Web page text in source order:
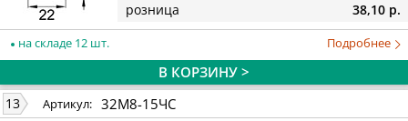
розница
38,10 р.
на складе 12 шт. Подробнее
В КОРЗИНУ >
13 Артикул: 32М8-15ЧС